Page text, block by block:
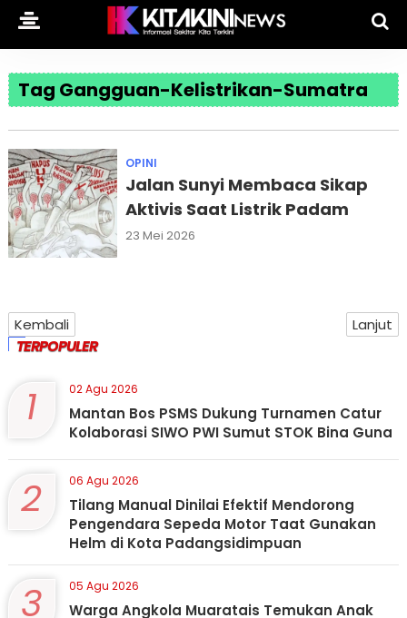
Tag Gangguan-Kelistrikan-Sumatra
OPINI
Jalan Sunyi Membaca Sikap
Aktivis Saat Listrik Padam
23 Mei 2026
Kembali Lanjut
TERPOPULER
1 02 Agu 2026
Mantan Bos PSMS Dukung Turnamen Catur
Kolaborasi SIWO PWI Sumut STOK Bina Guna
2 06 Agu 2026
Tilang Manual Dinilai Efektif Mendorong
Pengendara Sepeda Motor Taat Gunakan
Helm di Kota Padangsidimpuan
3 05 Agu 2026
Warga Angkola Muaratais Temukan Anak